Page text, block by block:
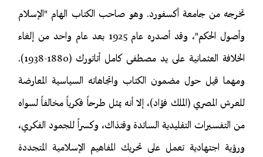
تخرجه من جامعة أكسفورد. وهو صاحب الكتاب الهام "الإسلام
وأصول الحكم"، وقد أصدره عام 1925 بعد عام واحد من إلغاء
الخلافة العثمانية على يد مصطفى كامل أتاتورك (1880-1938).
ومهما قيل حول مضمون الكتاب واتجاهاته السياسية المعارضة
للعرش المصري (الملك فؤاد)، إلا أنه يمثل طرحاً فكرياً مخالفاً لسواه
من التفسيرات التقليدية السائدة وقتذاك، وكسراً للجمود الفكري،
ورؤية اجتهادية تعمل على تحريك المفاهيم الإسلامية المتجددة